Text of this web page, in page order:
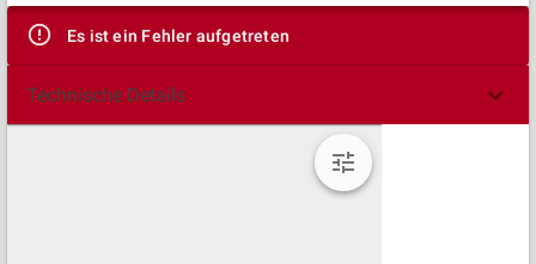
Es ist ein Fehler aufgetreten
Technische Details